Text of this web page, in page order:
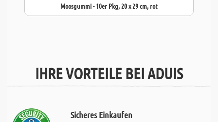
Moosgummi - 10er Pkg, 20 x 29 cm, rot
IHRE VORTEILE BEI ADUIS
Sicheres Einkaufen